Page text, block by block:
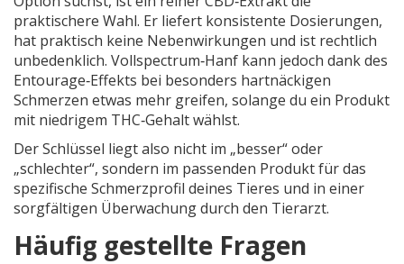
praktischere Wahl. Er liefert konsistente Dosierungen,
hat praktisch keine Nebenwirkungen und ist rechtlich
unbedenklich. Vollspectrum‑Hanf kann jedoch dank des
Entourage‑Effekts bei besonders hartnäckigen
Schmerzen etwas mehr greifen, solange du ein Produkt
mit niedrigem THC‑Gehalt wählst.
Der Schlüssel liegt also nicht im „besser“ oder
„schlechter“, sondern im passenden Produkt für das
spezifische Schmerzprofil deines Tieres und in einer
sorgfältigen Überwachung durch den Tierarzt.
Häufig gestellte Fragen